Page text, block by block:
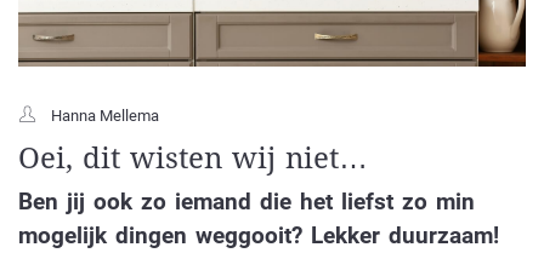
Hanna Mellema
Oei, dit wisten wij niet…
Ben jij ook zo iemand die het liefst zo min
mogelijk dingen weggooit? Lekker duurzaam!